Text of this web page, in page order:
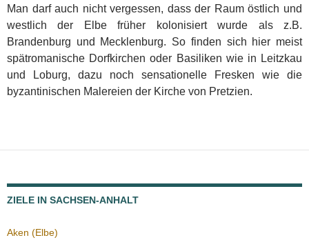
Man darf auch nicht vergessen, dass der Raum östlich und
westlich der Elbe früher kolonisiert wurde als z.B.
Brandenburg und Mecklenburg. So finden sich hier meist
spätromanische Dorfkirchen oder Basiliken wie in Leitzkau
und Loburg, dazu noch sensationelle Fresken wie die
byzantinischen Malereien der Kirche von Pretzien.
ZIELE IN SACHSEN-ANHALT
Aken (Elbe)